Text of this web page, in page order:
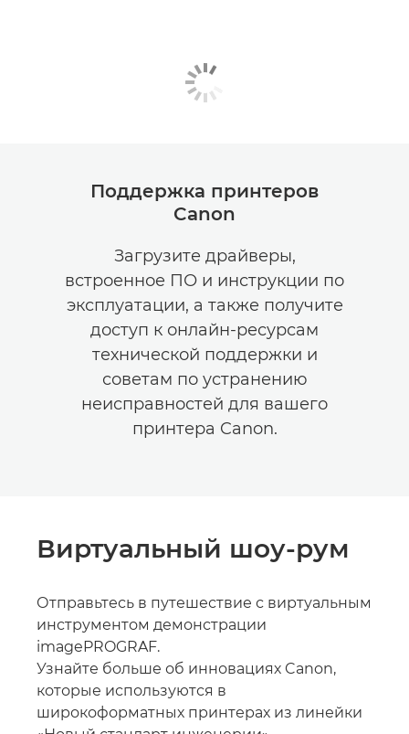
Поддержка принтеров
Canon
Загрузите драйверы,
встроенное ПО и инструкции по
эксплуатации, а также получите
доступ к онлайн-ресурсам
технической поддержки и
советам по устранению
неисправностей для вашего
принтера Canon.
Виртуальный шоу-рум
Отправьтесь в путешествие с виртуальным
инструментом демонстрации
imagePROGRAF.
Узнайте больше об инновациях Canon,
которые используются в
широкоформатных принтерах из линейки